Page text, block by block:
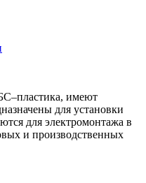
имеют
для установки
для электромонтажа в
и производственных